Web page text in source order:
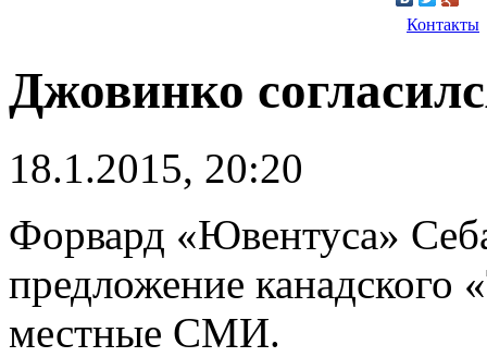
Контакты
Джовинко
18.1.2015, 20:20
Форвард «Ювентуса»
предложение канадского
местные СМИ.